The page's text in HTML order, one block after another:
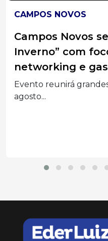
CAMPOS NOVOS
Bombeiros
incêndio e
Centro de
Fogo começou em
de uma...